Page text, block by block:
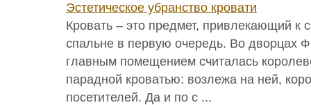
Эстетическое убранство кровати
Кровать – это предмет, привлекающий к
спальне в первую очередь. Во дворцах
главным помещением считалась
парадной кроватью: возлежа на ней,
посетителей. Да и по с ...